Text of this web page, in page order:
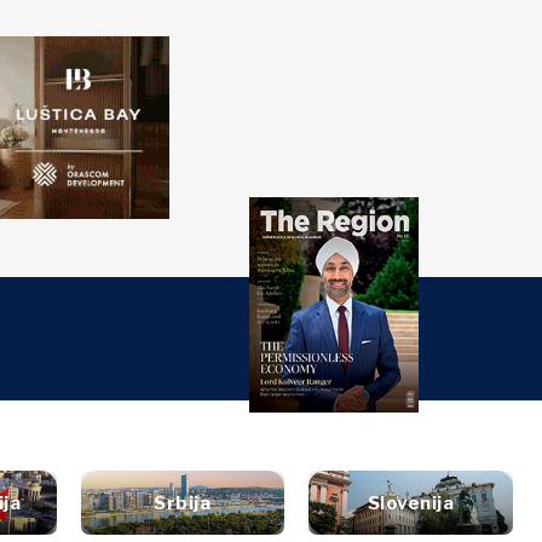
PRETRAŽI
Istraži
Vijesti
Događanja
&
Western
Balkans 2030
Srbija Slovenija